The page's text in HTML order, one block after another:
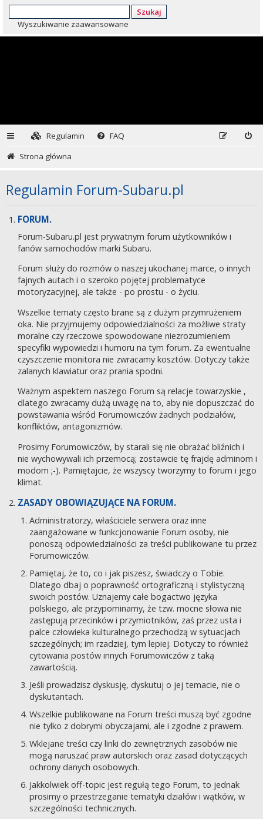
Szukaj
Wyszukiwanie zaawansowane
Regulamin
FAQ
Strona główna
Regulamin Forum-Subaru.pl
FORUM.
Forum-Subaru.pl jest prywatnym forum użytkowników i
fanów samochodów marki Subaru.
Forum służy do rozmów o naszej ukochanej marce, o innych
fajnych autach i o szeroko pojętej problematyce
motoryzacyjnej, ale także - po prostu - o życiu.
Wszelkie tematy często brane są z dużym przymrużeniem
oka. Nie przyjmujemy odpowiedzialności za możliwe straty
moralne czy rzeczowe spowodowane niezrozumieniem
specyfiki wypowiedzi i humoru na tym forum. Za ewentualne
czyszczenie monitora nie zwracamy kosztów. Dotyczy także
zalanych klawiatur oraz prania spodni.
Ważnym aspektem naszego Forum są relacje towarzyskie ,
dlatego zwracamy dużą uwagę na to, aby nie dopuszczać do
powstawania wśród Forumowiczów żadnych podziałów,
konfliktów, antagonizmów.
Prosimy Forumowiczów, by starali się nie obrażać bliźnich i
nie wychowywali ich przemocą; zostawcie tę frajdę adminom i
modom ;-). Pamiętajcie, że wszyscy tworzymy to forum i jego
klimat.
ZASADY OBOWIĄZUJĄCE NA FORUM.
Administratorzy, właściciele serwera oraz inne
zaangażowane w funkcjonowanie Forum osoby, nie
ponoszą odpowiedzialności za treści publikowane tu przez
Forumowiczów.
Pamiętaj, że to, co i jak piszesz, świadczy o Tobie.
Dlatego dbaj o poprawność ortograficzną i stylistyczną
swoich postów. Uznajemy całe bogactwo języka
polskiego, ale przypominamy, że tzw. mocne słowa nie
zastępują przecinków i przymiotników, zaś przez usta i
palce człowieka kulturalnego przechodzą w sytuacjach
szczególnych; im rzadziej, tym lepiej. Dotyczy to również
cytowania postów innych Forumowiczów z taką
zawartością.
Jeśli prowadzisz dyskusję, dyskutuj o jej temacie, nie o
dyskutantach.
Wszelkie publikowane na Forum treści muszą być zgodne
nie tylko z dobrymi obyczajami, ale i zgodne z prawem.
Wklejane treści czy linki do zewnętrznych zasobów nie
mogą naruszać praw autorskich oraz zasad dotyczących
ochrony danych osobowych.
Jakkolwiek off-topic jest regułą tego Forum, to jednak
prosimy o przestrzeganie tematyki działów i wątków, w
szczególności technicznych.